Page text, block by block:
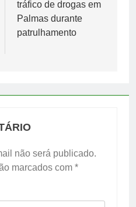
tráfico de drogas em
Palmas durante
patrulhamento
não será publicado.
marcados com *